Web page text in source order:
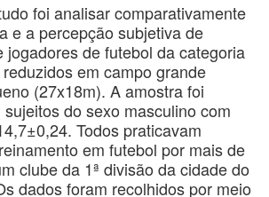
foi analisar comparativamente
e a percepção subjetiva de
jogadores de futebol da categoria
em campo grande
(27x18m). A amostra foi
do sexo masculino com
Todos praticavam
em futebol por mais de
clube da 1ª divisão da cidade do
dados foram recolhidos por meio